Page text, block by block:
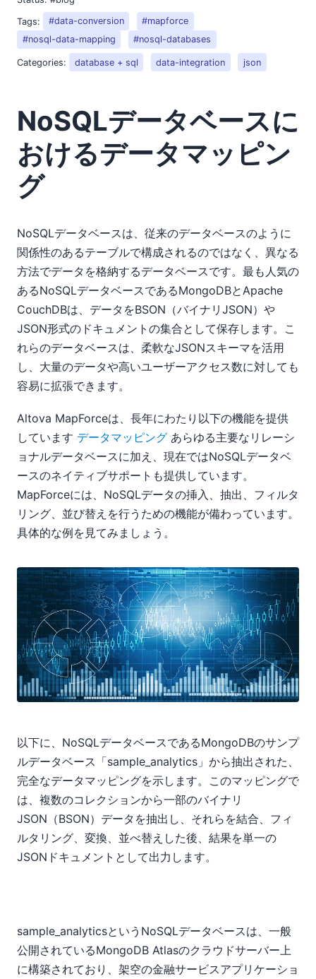
Tags:
#data-conversion
#mapforce
#nosql-data-mapping
#nosql-databases
Categories: database + sql data-integration json
NoSQLデータベースに
おけるデータマッピン
グ
NoSQLデータベースは、従来のデータベースのように
関係性のあるテーブルで構成されるのではなく、異なる
方法でデータを格納するデータベースです。最も人気の
あるNoSQLデータベースであるMongoDBとApache
CouchDBは、データをBSON（バイナリJSON）や
JSON形式のドキュメントの集合として保存します。こ
れらのデータベースは、柔軟なJSONスキーマを活用
し、大量のデータや高いユーザーアクセス数に対しても
容易に拡張できます。
Altova MapForceは、長年にわたり以下の機能を提供
しています データマッピング あらゆる主要なリレーシ
ョナルデータベースに加え、現在ではNoSQLデータベ
ースのネイティブサポートも提供しています。
MapForceには、NoSQLデータの挿入、抽出、フィルタ
リング、並び替えを行うための機能が備わっています。
具体的な例を見てみましょう。
以下に、NoSQLデータベースであるMongoDBのサンプ
ルデータベース「sample_analytics」から抽出された、
完全なデータマッピングを示します。このマッピングで
は、複数のコレクションから一部のバイナリ
JSON（BSON）データを抽出し、それらを結合、フィ
ルタリング、変換、並べ替えした後、結果を単一の
JSONドキュメントとして出力します。
sample_analyticsというNoSQLデータベースは、一般
公開されているMongoDB Atlasのクラウドサーバー上
に構築されており、架空の金融サービスアプリケーショ